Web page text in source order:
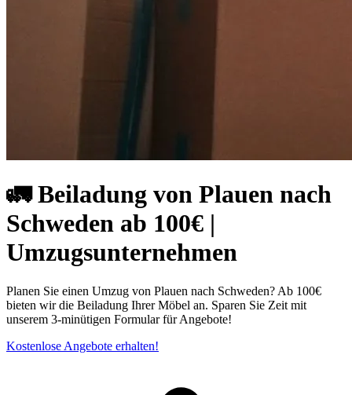
🚛 Beiladung von Plauen nach
Schweden ab 100€ |
Umzugsunternehmen
Planen Sie einen Umzug von Plauen nach Schweden? Ab 100€
bieten wir die Beiladung Ihrer Möbel an. Sparen Sie Zeit mit
unserem 3-minütigen Formular für Angebote!
Kostenlose Angebote erhalten!